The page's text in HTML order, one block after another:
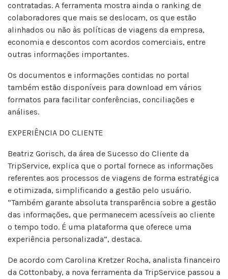
contratadas. A ferramenta mostra ainda o ranking de
colaboradores que mais se deslocam, os que estão
alinhados ou não às políticas de viagens da empresa,
economia e descontos com acordos comerciais, entre
outras informações importantes.
Os documentos e informações contidas no portal
também estão disponíveis para download em vários
formatos para facilitar conferências, conciliações e
análises.
EXPERIÊNCIA DO CLIENTE
Beatriz Gorisch, da área de Sucesso do Cliente da
TripService, explica que o portal fornece as informações
referentes aos processos de viagens de forma estratégica
e otimizada, simplificando a gestão pelo usuário.
“Também garante absoluta transparência sobre a gestão
das informações, que permanecem acessíveis ao cliente
o tempo todo. É uma plataforma que oferece uma
experiência personalizada”, destaca.
De acordo com Carolina Kretzer Rocha, analista financeiro
da Cottonbaby, a nova ferramenta da TripService passou a